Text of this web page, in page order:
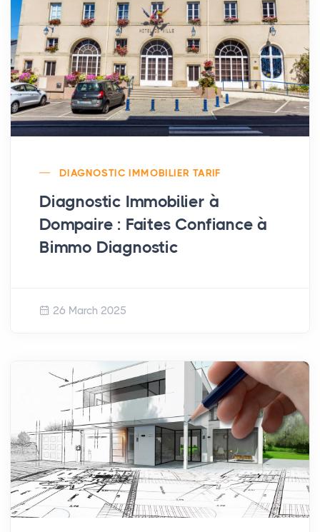
DIAGNOSTIC IMMOBILIER TARIF
Diagnostic Immobilier à
Dompaire : Faites Confiance à
Bimmo Diagnostic
26 March 2025